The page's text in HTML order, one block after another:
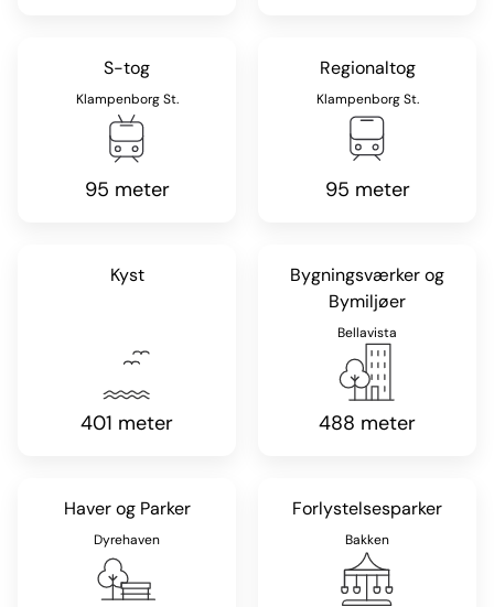
S-tog
Klampenborg St.
95 meter
Regionaltog
Klampenborg St.
95 meter
Kyst
401 meter
Bygningsværker og
Bymiljøer
Bellavista
488 meter
Haver og Parker
Dyrehaven
Forlystelsesparker
Bakken